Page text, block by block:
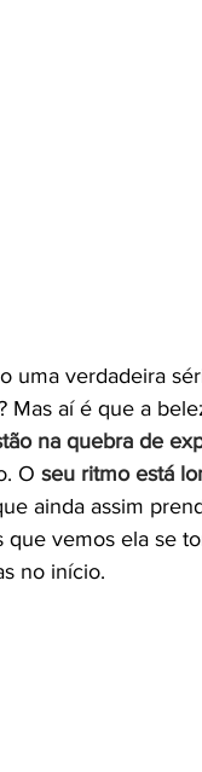
uma verdadeira
aí é que a
na quebra de
O seu ritmo está
ainda assim
que vemos ela se
no início.